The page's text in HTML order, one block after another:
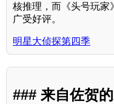
核推理，而《头号玩家
广受好评。
明星大侦探第四季
### 来自佐贺